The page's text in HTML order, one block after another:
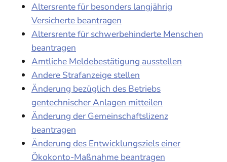
Altersrente für besonders langjährig
Versicherte beantragen
Altersrente für schwerbehinderte Menschen
beantragen
Amtliche Meldebestätigung ausstellen
Andere Strafanzeige stellen
Änderung bezüglich des Betriebs
gentechnischer Anlagen mitteilen
Änderung der Gemeinschaftslizenz
beantragen
Änderung des Entwicklungsziels einer
Ökokonto-Maßnahme beantragen